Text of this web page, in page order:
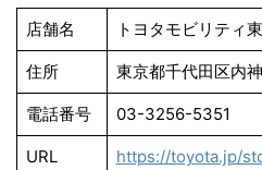
店舗名 トヨタモビリティ
住所 東京都千代田区内
電話番号 03-3256-5351
URL
https://toyota.jp/